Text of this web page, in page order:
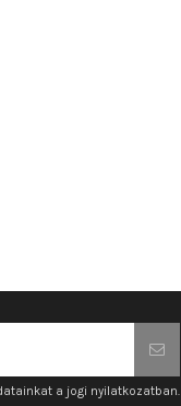
a jogi nyilatkozatban.